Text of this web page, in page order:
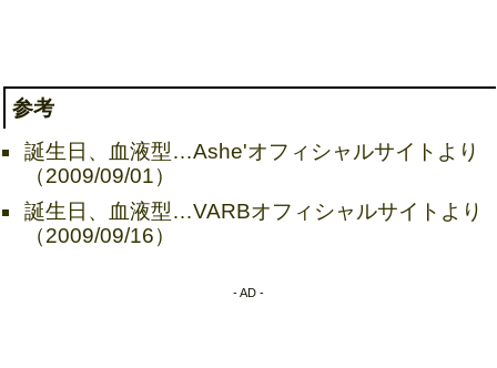
参考
誕生日、血液型…Ashe'オフィシャルサイトより
（2009/09/01）
誕生日、血液型…VARBオフィシャルサイトより
（2009/09/16）
- AD -